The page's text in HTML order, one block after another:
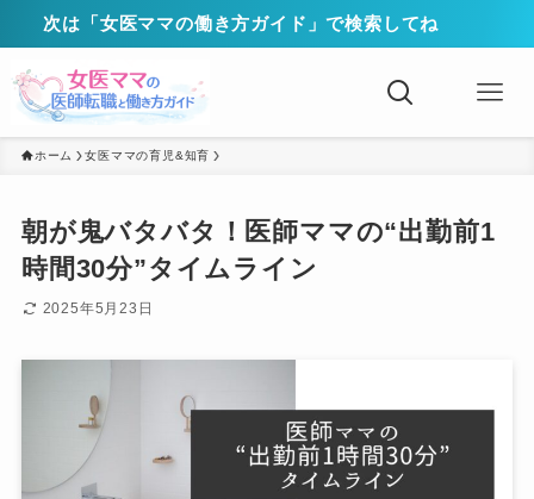
次は「女医ママの働き方ガイド」で検索してね
ホーム 女医ママの育児&知育
朝が鬼バタバタ！医師ママの“出勤前1
時間30分”タイムライン
2025年5月23日